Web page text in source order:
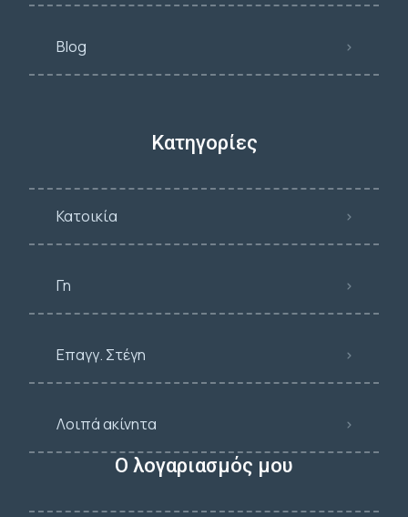
Blog
Κατηγορίες
Κατοικία
Γη
Επαγγ. Στέγη
Λοιπά ακίνητα
Ο λογαριασμός μου